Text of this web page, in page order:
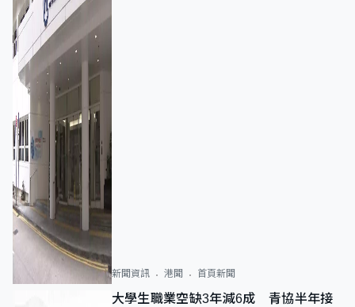
新聞資訊 港聞 首頁新聞
大學生職業空缺3年減6成 青協半年接